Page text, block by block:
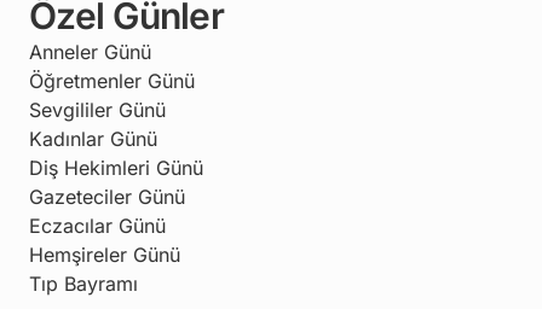
Özel Günler
Anneler Günü
Öğretmenler Günü
Sevgililer Günü
Kadınlar Günü
Diş Hekimleri Günü
Gazeteciler Günü
Eczacılar Günü
Hemşireler Günü
Tıp Bayramı